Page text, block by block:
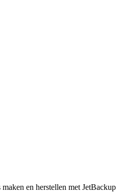
en herstellen met JetBackup